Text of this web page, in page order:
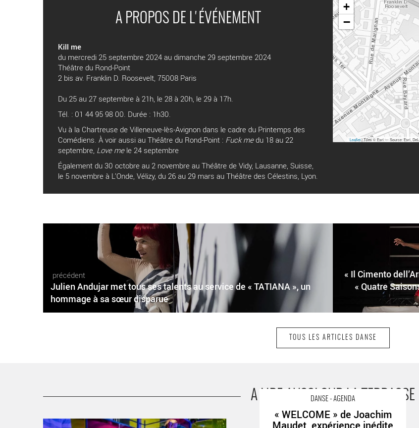
A PROPOS DE L'ÉVÉNEMENT
Kill me
du mercredi 25 septembre 2024 au dimanche 29 septembre 2024
Théâtre du Rond-Point
2 bis av. Franklin D. Roosevelt, 75008 Paris
Du 25 au 27 septembre à 21h, le 28 à 20h, le 29 à 17h.
Tél. : 01 44 95 98 00. Durée : 1h30.
Vu à la Chartreuse de Villeneuve-lès-Avignon dans le cadre du Printemps des
Comédiens. À voir aussi au Théâtre du Rond-Point : Fuck medu 18 au 22
septembre, Love mele 24 septembre
Également du 30 octobre au 2 novembre au Théâtre de Vidy, Lausanne, Suisse,
le 5 novembre à L’Onde, Vélizy, du 26 au 29 mars au Théâtre des Célestins, Lyon.
+
−
Leaflet| Tiles © Esri — Source: Esri,
précédent
Julien Andujar met tous ses talents au service de « TATIANA », un
hommage à sa sœur disparue
« Il Cimento
« Quatre
TOUS LES ARTICLES DANSE
A LIRE AUSSI SUR LA TERRASSE
L’exposition « DANSER » fait entrer les enfants dans la
DANSE - AGENDA
« WELCOME » de Joachim
Maudet, expérience inédite
« WELCOME » de Joachim Maudet, expérience inédite